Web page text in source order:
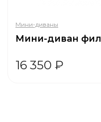
Мини-диваны
Мини-диван фил
16 350 ₽